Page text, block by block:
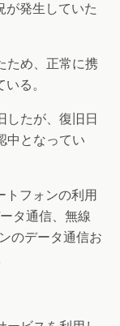
が発生していた
ため、正常に携
る。
したが、復旧日
中となってい
トフォンの利用
タ通信、無線
のデータ通信お